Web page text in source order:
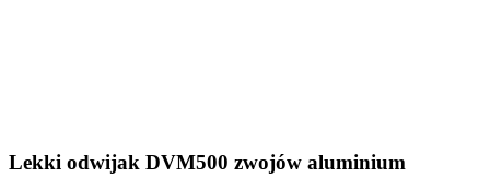
Lekki odwijak DVM500 zwojów aluminium